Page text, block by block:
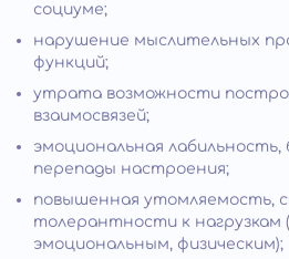
социуме;
нарушение мыслительных
функций;
утрата возможности
взаимосвязей;
эмоциональная лабильность,
перепады настроения;
повышенная утомляемость,
толерантности к нагрузкам
эмоциональным, физическим);